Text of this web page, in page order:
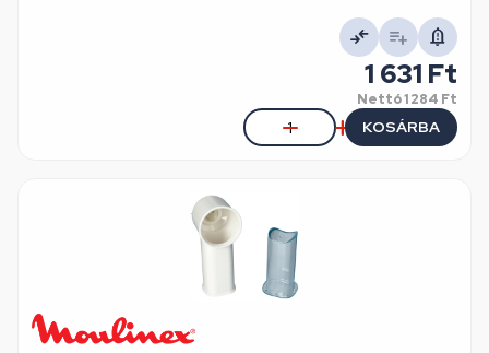
1 631 Ft
Nettó1 284 Ft
KOSÁRBA